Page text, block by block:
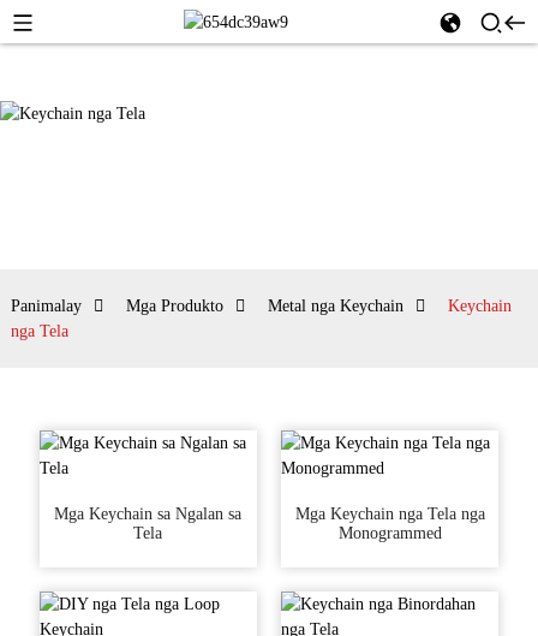
Panimalay Mga Produkto Metal nga Keychain
Keychain
nga Tela
Mga Keychain sa Ngalan sa
Tela
Mga Keychain nga Tela nga
Monogrammed